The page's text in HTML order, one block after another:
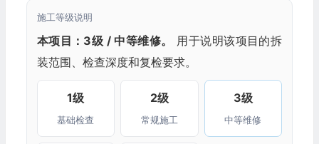
施工等级说明
本项目：3级 / 中等维修。
用于说明该项目的拆
装范围、检查深度和复检要求。
1级
基础检查
2级
常规施工
3级
中等维修